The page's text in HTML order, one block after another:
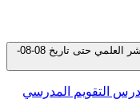
جميع الملفات المتوفرة بحسب الصف الثاني عشر العلمي حتى تاريخ 08-08-
التقويم المدرسي